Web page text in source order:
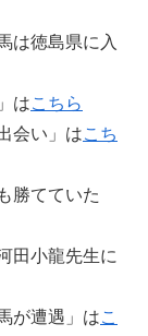
は徳島県に入
はこちら
会い」はこち
勝てていた
田小龍先生に
が遭遇」はこ